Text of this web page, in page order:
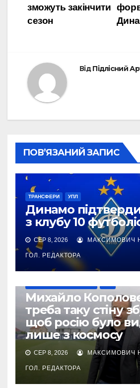
зможуть закінчити
сезон
ВідПідлісний
ПОВ’ЯЗАНИЙ ЗАПИС
ТРАНСФЕРИ УПЛ
Динамо
з клубу 10
СЕР 8, 2026 МАКСИМОВИЧ
ГОЛ. РЕДАКТОРА
Михайло
треба таку стіну
щоб росію було
лише з космосу
СЕР 8, 2026 МАКСИМОВИЧ
ГОЛ. РЕДАКТОРА